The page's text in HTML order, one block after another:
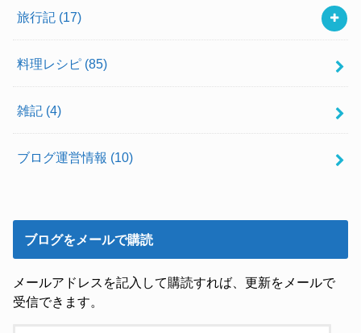
旅行記 (17)
料理レシピ (85)
雑記 (4)
ブログ運営情報 (10)
ブログをメールで購読
メールアドレスを記入して購読すれば、更新をメールで
受信できます。